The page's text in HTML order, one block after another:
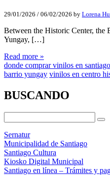
29/01/2026 / 06/02/2026 by Lorena
Between the Historic Center, the
Yungay, […]
Read more »
donde comprar vinilos en
barrio yungay vinilos en centro
BUSCANDO
Sernatur
Municipalidad de Santiago
Santiago Cultura
Kiosko Digital Municipal
Santiago en línea – Trámites y